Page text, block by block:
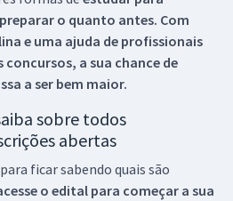
o quanto antes. Com
e uma ajuda de profissionais
concursos, a sua chance de
a ser bem maior.
sobre todos
abertas
ficar sabendo quais são
o edital para começar a sua